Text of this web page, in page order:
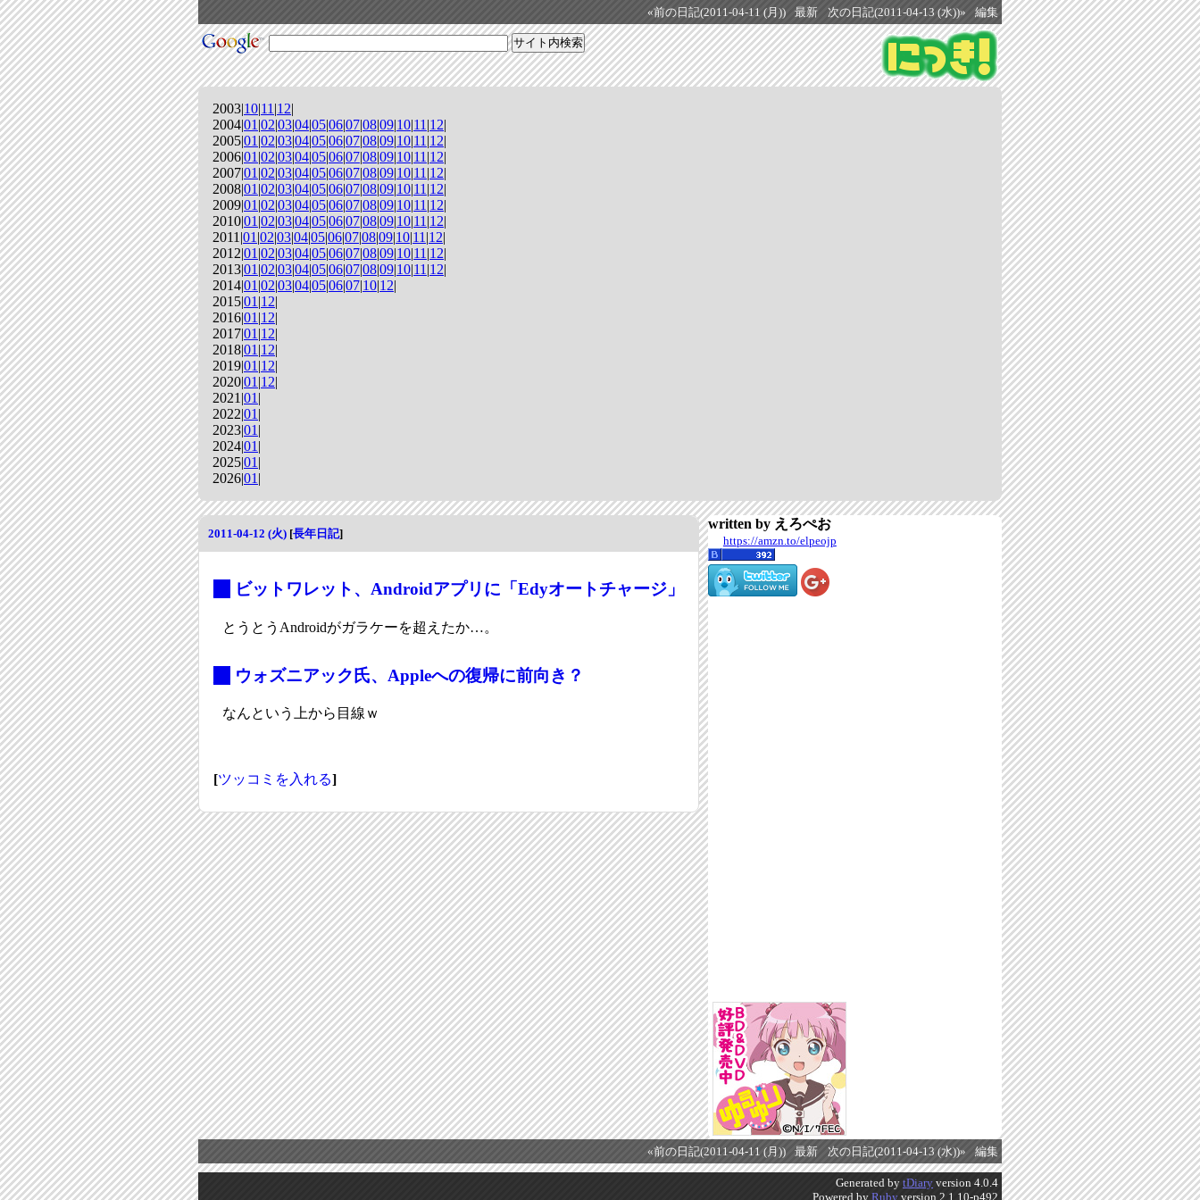
«前の日記(2011-04-11 (月)) 最新 次の日記(2011-04-13 (水))» 編集
2003|10|11 |12|
2004|01 |02|03|04|05|06|07|08|09|10|11 |12|
2005|01 |02|03|04|05|06|07|08|09|10|11 |12|
2006|01 |02|03|04|05|06|07|08|09|10|11 |12|
2007|01 |02|03|04|05|06|07|08|09|10|11 |12|
2008|01 |02|03|04|05|06|07|08|09|10|11 |12|
2009|01 |02|03|04|05|06|07|08|09|10|11 |12|
2010|01 |02|03|04|05|06|07|08|09|10|11 |12|
2011|01 |02|03|04|05|06|07|08|09|10|11 |12|
2012|01 |02|03|04|05|06|07|08|09|10|11 |12|
2013|01 |02|03|04|05|06|07|08|09|10|11 |12|
2014|01 |02|03|04|05|06|07|10|12|
2015|01 |12|
2016|01 |12|
2017|01 |12|
2018|01 |12|
2019|01 |12|
2020|01 |12|
2021|01 |
2022|01 |
2023|01 |
2024|01 |
2025|01 |
2026|01 |
2011-04-12 (火) [長年日記]
ビットワレット、Androidアプリに「Edyオートチャージ」
とうとうAndroidがガラケーを超えたか…。
ウォズニアック氏、Appleへの復帰に前向き？
なんという上から目線ｗ
[ツッコミを入れる]
written by えろぺお
https://amzn.to/elpeojp
«前の日記(2011-04-11 (月)) 最新 次の日記(2011-04-13 (水))» 編集
Generated by tDiary version 4.0.4
Powered by Ruby version 2.1.10-p492